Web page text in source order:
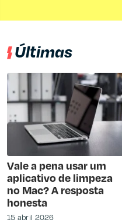
Últimas
Vale a pena usar um
aplicativo de limpeza
no Mac? A resposta
honesta
15 abril 2026